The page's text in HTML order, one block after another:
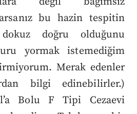
bu hazin tespitin
doğru olduğunu
yormak istemediğim
Merak edenler
bilgi edinebilirler.)
Bolu F Tipi Cezaevi